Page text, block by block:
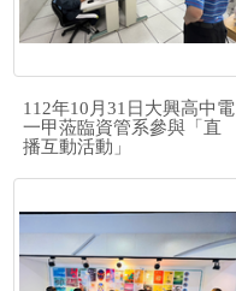
112年10月31日大興高中電
一甲蒞臨資管系參與「直
播互動活動」